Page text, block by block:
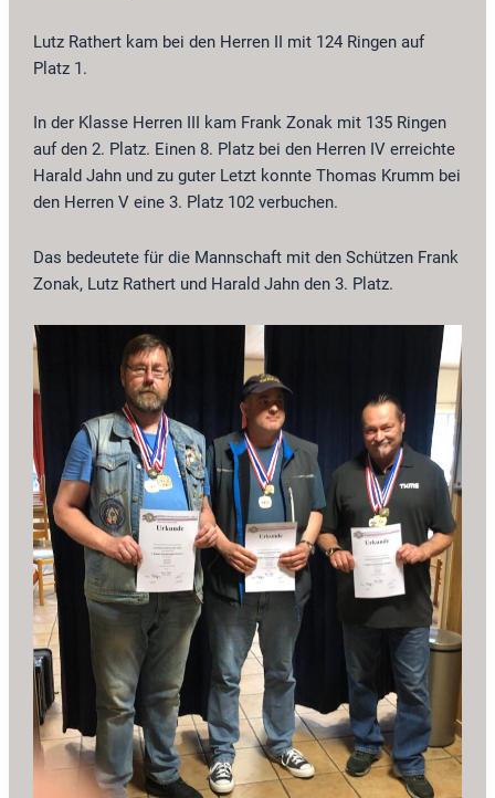
Lutz Rathert kam bei den Herren II mit 124 Ringen auf
Platz 1.
In der Klasse Herren III kam Frank Zonak mit 135 Ringen
auf den 2. Platz. Einen 8. Platz bei den Herren IV erreichte
Harald Jahn und zu guter Letzt konnte Thomas Krumm bei
den Herren V eine 3. Platz 102 verbuchen.
Das bedeutete für die Mannschaft mit den Schützen Frank
Zonak, Lutz Rathert und Harald Jahn den 3. Platz.